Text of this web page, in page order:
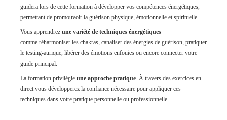
guidera lors de cette formation à développer vos compétences énergétiques,
permettant de promouvoir la guérison physique, émotionnelle et spirituelle.
Vous apprendrez une variété de techniques énergétiques
comme réharmoniser les chakras, canaliser des énergies de guérison, pratiquer
le testing-aurique, libérer des émotions enfouies ou encore connecter votre
guide principal.
La formation privilégie une approche pratique. À travers des exercices en
direct vous développerez la confiance nécessaire pour appliquer ces
techniques dans votre pratique personnelle ou professionnelle.